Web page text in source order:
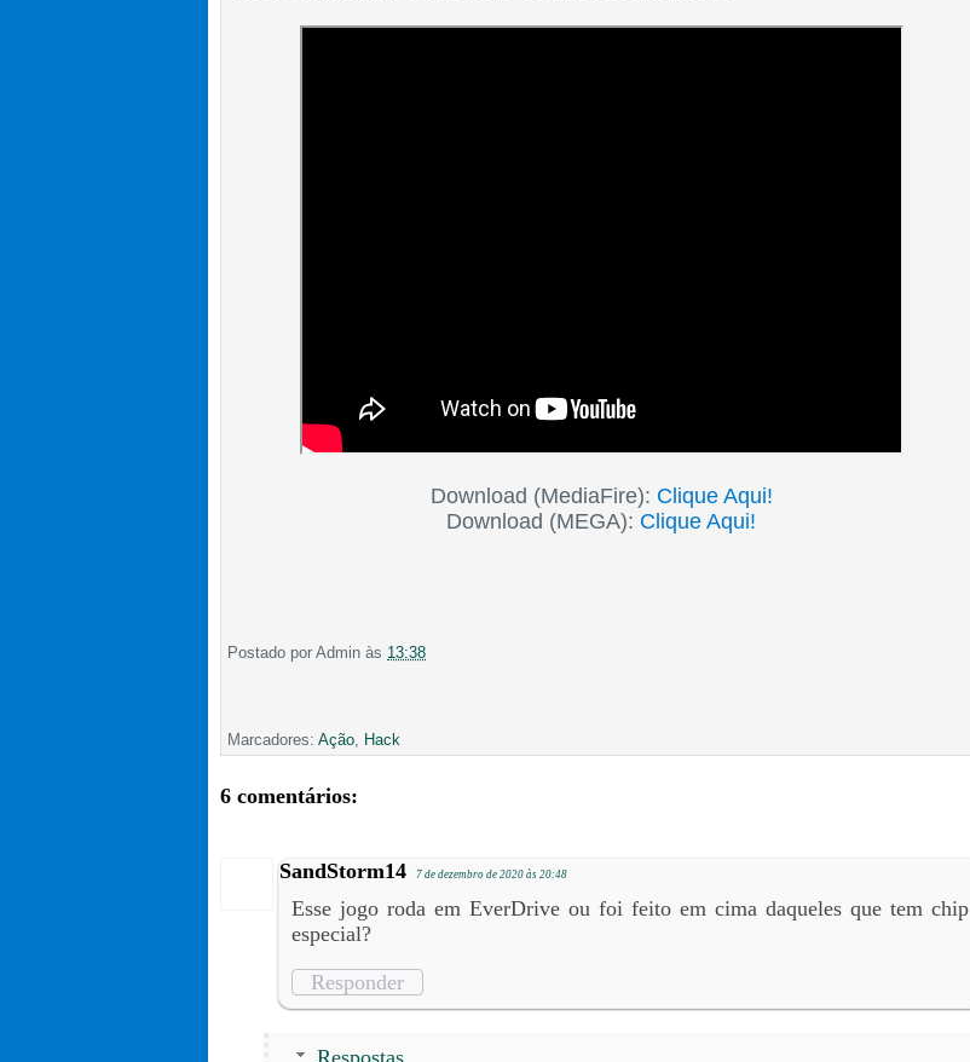
Download (MediaFire): Clique Aqui!
Download (MEGA): Clique Aqui!
Postado por Admin às 13:38
Marcadores: Ação Hack
6 comentários:
SandStorm14 7 de dezembro de 2020 às 20:48
Esse jogo roda em EverDrive ou foi feito em cima daqueles que tem chip
especial?
Responder